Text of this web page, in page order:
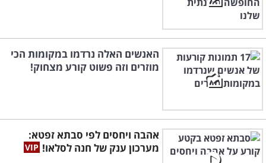
האנשים האלה נרדמו במקומות הכי
מוזרים וזה פשוט קורע מצחוק!
אהבה ויחסים לפי סבתא זפטא:
מערכון ענק של חנה לסלאו!